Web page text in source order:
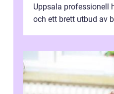
Uppsala professionell
och ett brett utbud av